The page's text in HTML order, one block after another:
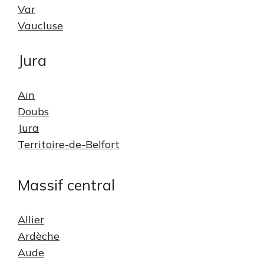
Var
Vaucluse
Jura
Ain
Doubs
Jura
Territoire-de-Belfort
Massif central
Allier
Ardèche
Aude